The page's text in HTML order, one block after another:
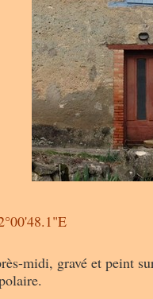
midi, gravé et peint